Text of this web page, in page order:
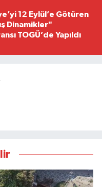
12 Eylül’e Götüren
Dinamikler"
TOGÜ’de Yapıldı